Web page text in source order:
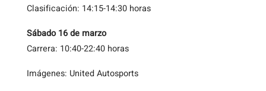
Clasificación: 14:15-14:30 horas
Sábado 16 de marzo
Carrera: 10:40-22:40 horas
Imágenes: United Autosports